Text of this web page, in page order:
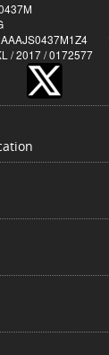
/ 2017 / 0172577